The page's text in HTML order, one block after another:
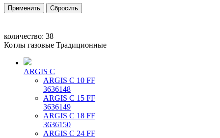
количество: 38
Котлы газовые Традиционные
ARGIS C
ARGIS C 10 FF
3636148
ARGIS C 15 FF
3636149
ARGIS C 18 FF
3636150
ARGIS C 24 FF